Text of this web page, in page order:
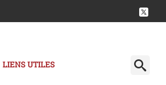
LIENS UTILES